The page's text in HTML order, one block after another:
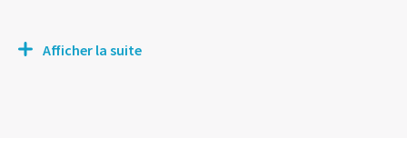
Afficher la suite